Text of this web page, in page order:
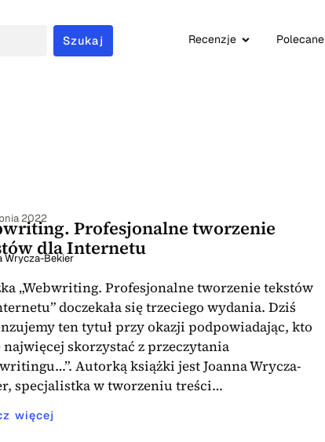
Szukaj Recenzje Polecane
2022
Profesjonalne tworzenie
dla Internetu
Wrycza-Bekier
„Webwriting. Profesjonalne tworzenie tekstów
doczekała się trzeciego wydania. Dziś
ten tytuł przy okazji podpowiadając, kto
najwięcej skorzystać z przeczytania
Autorką książki jest Joanna Wrycza-
specjalistka w tworzeniu treści…
więcej